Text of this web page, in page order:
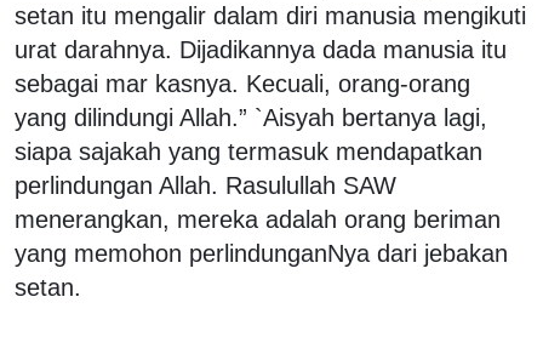
setan itu mengalir dalam diri manusia mengikuti
urat darahnya. Dijadikannya dada manusia itu
sebagai mar kasnya. Kecuali, orang-orang
yang dilindungi Allah.” `Aisyah bertanya lagi,
siapa sajakah yang termasuk mendapatkan
perlindungan Allah. Rasulullah SAW
menerangkan, mereka adalah orang beriman
yang memohon perlindunganNya dari jebakan
setan.